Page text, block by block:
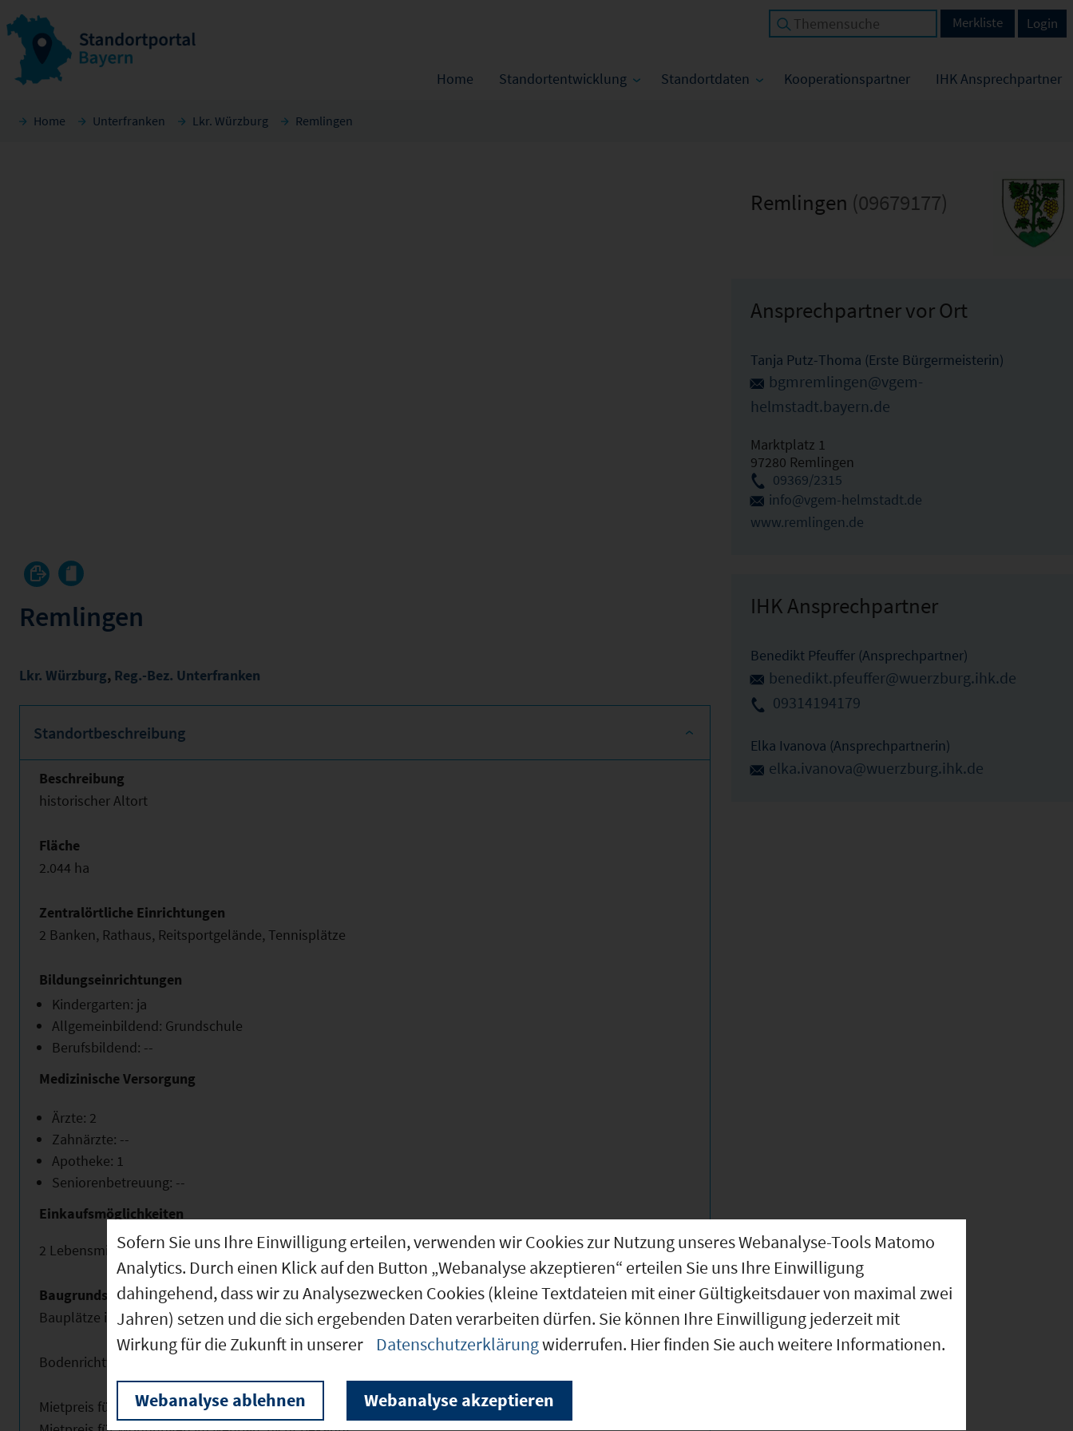
Home Standortentwicklung Standortdaten Kooperationspartner IHK Ansprechpartner
Login
Merkliste
Home Unterfranken Lkr. Würzburg Remlingen
Remlingen
Lkr. Würzburg, Reg.-Bez. Unterfranken
Standortbeschreibung
Beschreibung
historischer Altort
Fläche
2.044 ha
Zentralörtliche Einrichtungen
2 Banken, Rathaus, Reitsportgelände, Tennisplätze
Bildungseinrichtungen
Kindergarten: ja
Allgemeinbildend: Grundschule
Berufsbildend: --
Medizinische Versorgung
Ärzte: 2
Zahnärzte: --
Apotheke: 1
Seniorenbetreuung: --
Einkaufsmöglichkeiten
2 Lebensmittelläden, 2 Bäcker, 2 Metzger, Getränkemarkt, Geflügelfarm
Baugrundstücke/Wohnungsmarkt (Planungsstand, Angebot, m²-Preis)
Bauplätze im Privatbesitz, 75,00 € bis 100,00 € erschlossen
Bodenrichtwerte:
Mietpreis für gewerbliche Immobilien: 3,00 bis 5,00 €/m²
Remlingen (09679177)
Ansprechpartner vor Ort
Tanja Putz-Thoma (Erste Bürgermeisterin)
bgmremlingen@vgem-
helmstadt.bayern.de
Marktplatz 1
97280 Remlingen
09369/2315
info@vgem-helmstadt.de
www.remlingen.de
IHK Ansprechpartner
Benedikt Pfeuffer (Ansprechpartner)
benedikt.pfeuffer@wuerzburg.ihk.de
09314194179
Elka Ivanova (Ansprechpartnerin)
elka.ivanova@wuerzburg.ihk.de
Sofern Sie uns Ihre Einwilligung erteilen, verwenden wir Cookies zur Nutzung unseres Webanalyse-Tools Matomo
Analytics. Durch einen Klick auf den Button „Webanalyse akzeptieren“ erteilen Sie uns Ihre Einwilligung
dahingehend, dass wir zu Analysezwecken Cookies (kleine Textdateien mit einer Gültigkeitsdauer von maximal zwei
Jahren) setzen und die sich ergebenden Daten verarbeiten dürfen. Sie können Ihre Einwilligung jederzeit mit
Wirkung für die Zukunft in unserer
Datenschutzerklärungwiderrufen. Hier finden Sie auch weitere Informationen.
Webanalyse ablehnen Webanalyse akzeptieren